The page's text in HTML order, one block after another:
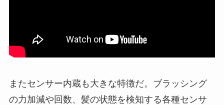
またセンサー内蔵も大きな特徴だ。ブラッシング
の力加減や回数、髪の状態を検知する各種センサ